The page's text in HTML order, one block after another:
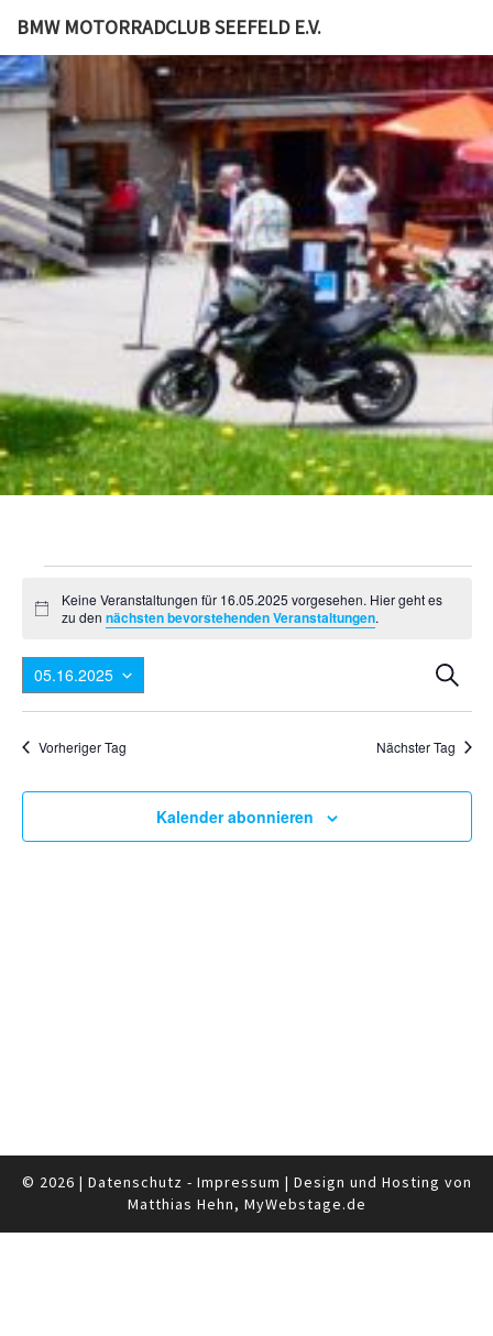
BMW MOTORRADCLUB SEEFELD E.V.
Veranstaltungen
für
16.05.2025
Hinweis
Keine Veranstaltungen für 16.05.2025 vorgesehen. Hier geht es
zu den nächsten bevorstehenden Veranstaltungen.
und
Suche
05.16.2025
Vorheriger Tag Nächster Tag
Kalender abonnieren
© 2026 | Datenschutz - Impressum | Design und Hosting von
Matthias Hehn, MyWebstage.de